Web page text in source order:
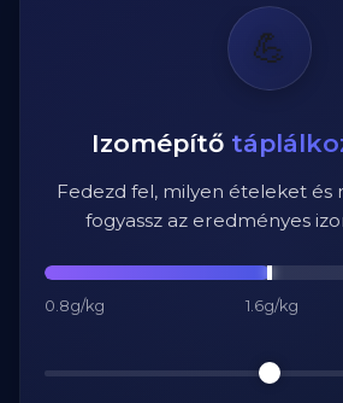
💪
Izomépítő
Fedezd fel, milyen ételeket és
fogyassz az eredményes
0.8g/kg 1.6g/kg